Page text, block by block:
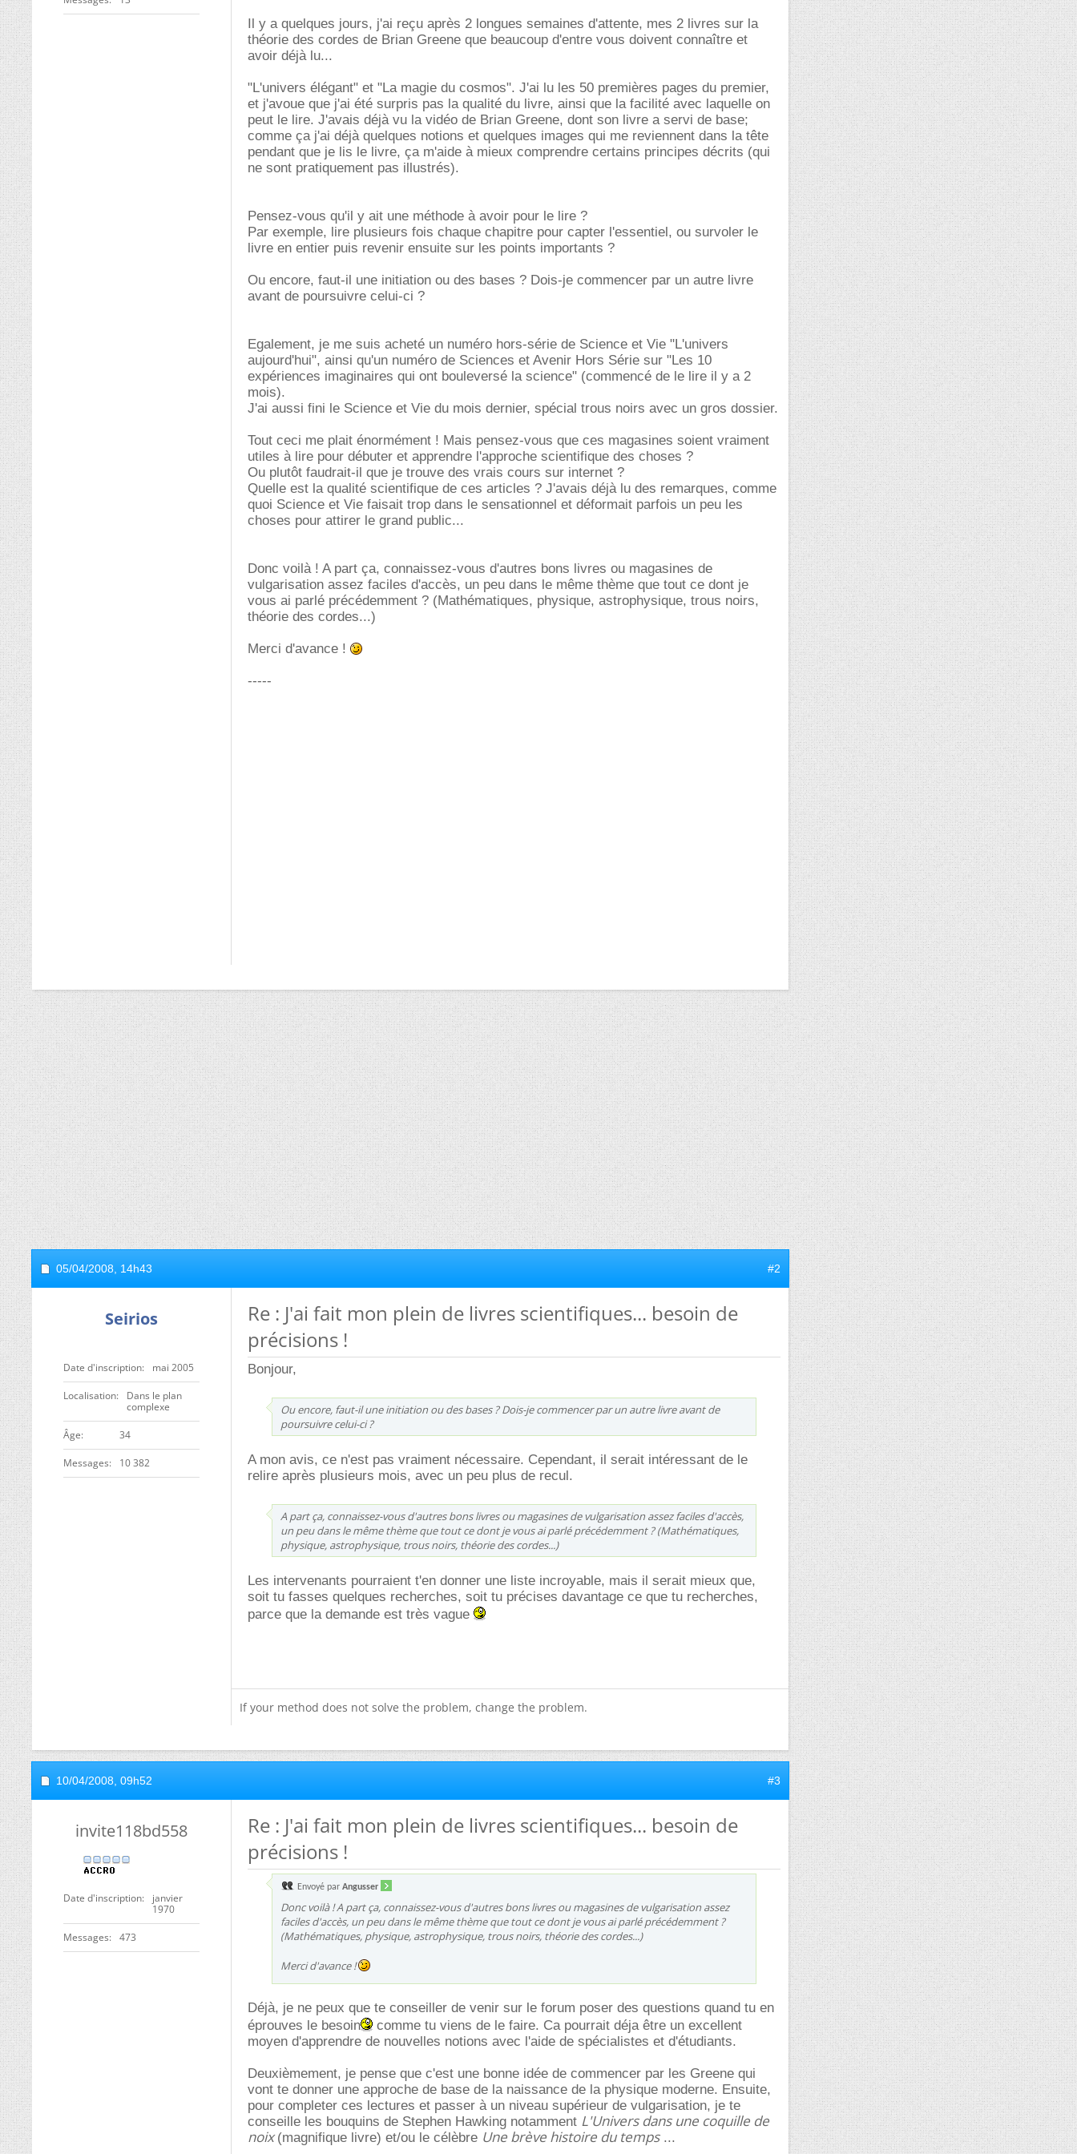
Il y a quelques jours, j'ai reçu après 2 longues semaines d'attente, mes 2 livres sur la
théorie des cordes de Brian Greene que beaucoup d'entre vous doivent connaître et
avoir déjà lu...
"L'univers élégant" et "La magie du cosmos". J'ai lu les 50 premières pages du premier,
et j'avoue que j'ai été surpris pas la qualité du livre, ainsi que la facilité avec laquelle on
peut le lire. J'avais déjà vu la vidéo de Brian Greene, dont son livre a servi de base;
comme ça j'ai déjà quelques notions et quelques images qui me reviennent dans la tête
pendant que je lis le livre, ça m'aide à mieux comprendre certains principes décrits (qui
ne sont pratiquement pas illustrés).
Pensez-vous qu'il y ait une méthode à avoir pour le lire ?
Par exemple, lire plusieurs fois chaque chapitre pour capter l'essentiel, ou survoler le
livre en entier puis revenir ensuite sur les points importants ?
Ou encore, faut-il une initiation ou des bases ? Dois-je commencer par un autre livre
avant de poursuivre celui-ci ?
Egalement, je me suis acheté un numéro hors-série de Science et Vie "L'univers
aujourd'hui", ainsi qu'un numéro de Sciences et Avenir Hors Série sur "Les 10
expériences imaginaires qui ont bouleversé la science" (commencé de le lire il y a 2
mois).
J'ai aussi fini le Science et Vie du mois dernier, spécial trous noirs avec un gros dossier.
Tout ceci me plait énormément ! Mais pensez-vous que ces magasines soient vraiment
utiles à lire pour débuter et apprendre l'approche scientifique des choses ?
Ou plutôt faudrait-il que je trouve des vrais cours sur internet ?
Quelle est la qualité scientifique de ces articles ? J'avais déjà lu des remarques, comme
quoi Science et Vie faisait trop dans le sensationnel et déformait parfois un peu les
choses pour attirer le grand public...
Donc voilà ! A part ça, connaissez-vous d'autres bons livres ou magasines de
vulgarisation assez faciles d'accès, un peu dans le même thème que tout ce dont je
vous ai parlé précédemment ? (Mathématiques, physique, astrophysique, trous noirs,
théorie des cordes...)
Merci d'avance !
-----
05/04/2008, 14h43 #2
Seirios
Date d'inscription mai 2005
Localisation
Dans le plan
complexe
ge 34
Messages 10 382
Re : J'ai fait mon plein de livres scientifiques... besoin de
précisions !
Bonjour,
Ou encore, faut-il une initiation ou des bases ? Dois-je commencer par un autre livre avant de
poursuivre celui-ci ?
A mon avis, ce n'est pas vraiment nécessaire. Cependant, il serait intéressant de le
relire après plusieurs mois, avec un peu plus de recul.
A part ça, connaissez-vous d'autres bons livres ou magasines de vulgarisation assez faciles d'accès,
un peu dans le même thème que tout ce dont je vous ai parlé précédemment ? (Mathématiques,
physique, astrophysique, trous noirs, théorie des cordes...)
Les intervenants pourraient t'en donner une liste incroyable, mais il serait mieux que,
soit tu fasses quelques recherches, soit tu précises davantage ce que tu recherches,
parce que la demande est très vague
If your method does not solve the problem, change the problem.
10/04/2008, 09h52 #3
invite118bd558
Date d'inscription
janvier
1970
Messages 473
Re : J'ai fait mon plein de livres scientifiques... besoin de
précisions !
Envoyé par Angusser
Donc voilà ! A part ça, connaissez-vous d'autres bons livres ou magasines de vulgarisation assez
faciles d'accès, un peu dans le même thème que tout ce dont je vous ai parlé précédemment ?
(Mathématiques, physique, astrophysique, trous noirs, théorie des cordes...)
Merci d'avance !
Déjà, je ne peux que te conseiller de venir sur le forum poser des questions quand tu en
éprouves le besoin
comme tu viens de le faire. Ca pourrait déja être un excellent
moyen d'apprendre de nouvelles notions avec l'aide de spécialistes et d'étudiants.
Deuxièmement, je pense que c'est une bonne idée de commencer par les Greene qui
vont te donner une approche de base de la naissance de la physique moderne. Ensuite,
pour completer ces lectures et passer à un niveau supérieur de vulgarisation, je te
conseille les bouquins de Stephen Hawking notamment L'Univers dans une coquille de
noix(magnifique livre) et/ou le célèbre Une brève histoire du temps...